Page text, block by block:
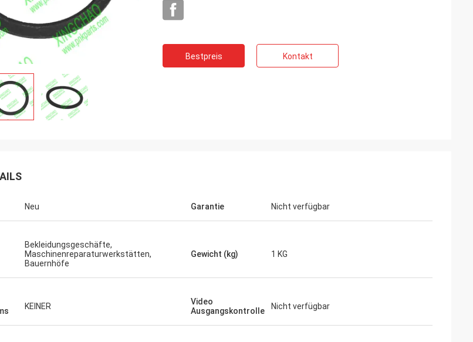
Bestpreis Kontakt
Neu Garantie Nicht verfügbar
Bekleidungsgeschäfte,
Maschinenreparaturwerkstätten,
Bauernhöfe
Gewicht (kg) 1 KG
KEINER
Video
Ausgangskontrolle
Nicht verfügbar